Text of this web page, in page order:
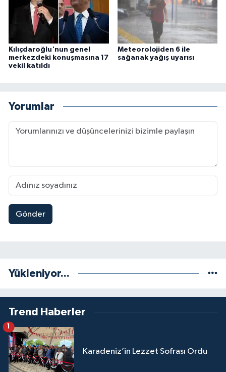
Kılıçdaroğlu'nun genel
merkezdeki konuşmasına 17
vekil katıldı
Meteorolojiden 6 ile
sağanak yağış uyarısı
Yorumlar
Gönder
Yükleniyor...
Trend Haberler
Karadeniz’in Lezzet Sofrası Ordu